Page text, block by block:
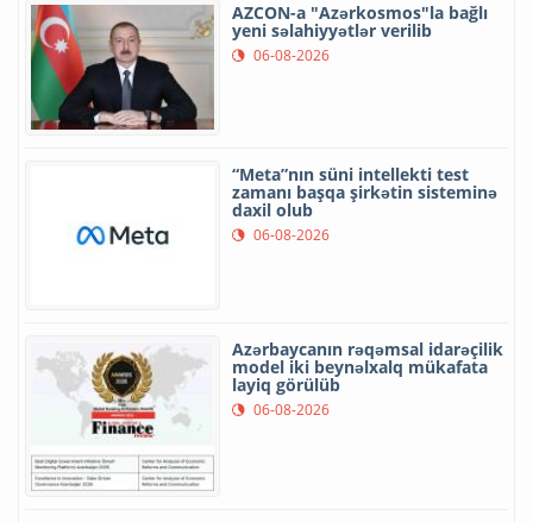
AZCON-a "Azərkosmos"la bağlı
yeni səlahiyyətlər verilib
06-08-2026
“Meta”nın süni intellekti test
zamanı başqa şirkətin sisteminə
daxil olub
06-08-2026
Azərbaycanın rəqəmsal idarəçilik
model iki beynəlxalq mükafata
layiq görülüb
06-08-2026